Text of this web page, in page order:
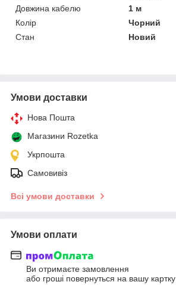
Довжина кабелю
1 м
Колір
Чорний
Стан
Новий
Умови доставки
Нова Пошта
Магазини Rozetka
Укрпошта
Самовивіз
Всі умови доставки
Умови оплати
Ви отримаєте замовлення
або гроші повернуться на вашу картку